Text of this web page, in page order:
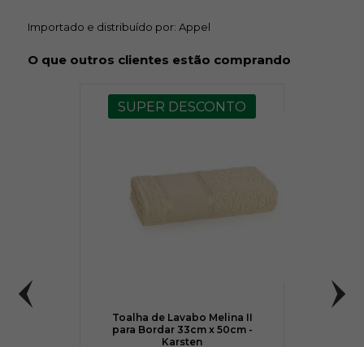
Importado e distribuído por: Appel
O que outros clientes estão comprando
SUPER DESCONTO
Toalha de Lavabo Melina II
para Bordar 33cm x 50cm -
Karsten